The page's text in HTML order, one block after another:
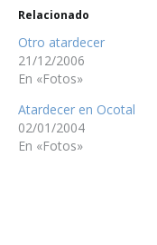
Relacionado
Otro atardecer
21/12/2006
En «Fotos»
Atardecer en Ocotal
02/01/2004
En «Fotos»